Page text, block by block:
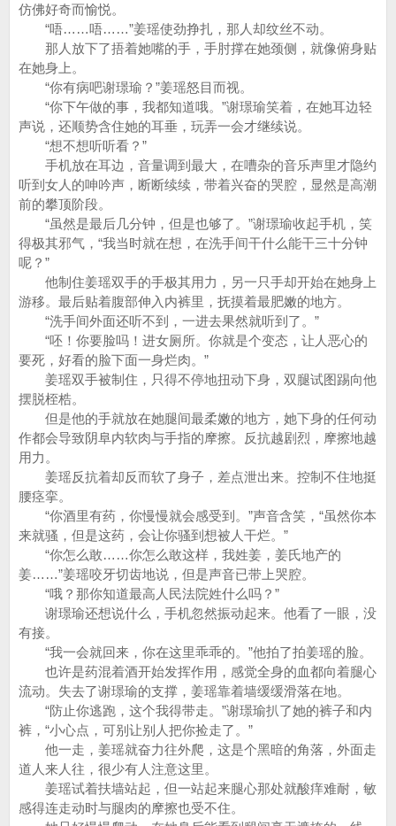
仿佛好奇而愉悦。
“唔……唔……”姜瑶使劲挣扎，那人却纹丝不动。
那人放下了捂着她嘴的手，手肘撑在她颈侧，就像俯身贴
在她身上。
“你有病吧谢璟瑜？”姜瑶怒目而视。
“你下午做的事，我都知道哦。”谢璟瑜笑着，在她耳边轻
声说，还顺势含住她的耳垂，玩弄一会才继续说。
“想不想听听看？”
手机放在耳边，音量调到最大，在嘈杂的音乐声里才隐约
听到女人的呻吟声，断断续续，带着兴奋的哭腔，显然是高潮
前的攀顶阶段。
“虽然是最后几分钟，但是也够了。”谢璟瑜收起手机，笑
得极其邪气，“我当时就在想，在洗手间干什么能干三十分钟
呢？”
他制住姜瑶双手的手极其用力，另一只手却开始在她身上
游移。最后贴着腹部伸入内裤里，抚摸着最肥嫩的地方。
“洗手间外面还听不到，一进去果然就听到了。”
“呸！你要脸吗！进女厕所。你就是个变态，让人恶心的
要死，好看的脸下面一身烂肉。”
姜瑶双手被制住，只得不停地扭动下身，双腿试图踢向他
摆脱桎梏。
但是他的手就放在她腿间最柔嫩的地方，她下身的任何动
作都会导致阴阜内软肉与手指的摩擦。反抗越剧烈，摩擦地越
用力。
姜瑶反抗着却反而软了身子，差点泄出来。控制不住地挺
腰痉挛。
“你酒里有药，你慢慢就会感受到。”声音含笑，“虽然你本
来就骚，但是这药，会让你骚到想被人干烂。”
“你怎么敢……你怎么敢这样，我姓姜，姜氏地产的
姜……”姜瑶咬牙切齿地说，但是声音已带上哭腔。
“哦？那你知道最高人民法院姓什么吗？”
谢璟瑜还想说什么，手机忽然振动起来。他看了一眼，没
有接。
“我一会就回来，你在这里乖乖的。”他拍了拍姜瑶的脸。
也许是药混着酒开始发挥作用，感觉全身的血都向着腿心
流动。失去了谢璟瑜的支撑，姜瑶靠着墙缓缓滑落在地。
“防止你逃跑，这个我得带走。”谢璟瑜扒了她的裤子和内
裤，“小心点，可别让别人把你捡走了。”
他一走，姜瑶就奋力往外爬，这是个黑暗的角落，外面走
道人来人往，很少有人注意这里。
姜瑶试着扶墙站起，但一站起来腿心那处就酸痒难耐，敏
感得连走动时与腿肉的摩擦也受不住。